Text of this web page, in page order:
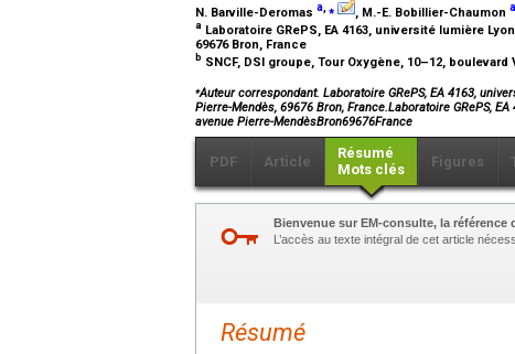
N. Barville-Deromas a,⁎ , M.-E. Bobillier-Chaumon a
a Laboratoire GRePS, EA 4163, université lumière
69676 Bron, France
b SNCF, DSI groupe, Tour Oxygène, 10–12,
⁎Auteur correspondant. Laboratoire GRePS, EA 4163,
Pierre-Mendès, 69676 Bron, France.Laboratoire GRePS,
avenue Pierre-MendèsBron69676France
PDF Article
Résumé
Mots clés
Figures
Bienvenue sur EM-consulte, la référence
L’accès au texte intégral de cet article
Résumé